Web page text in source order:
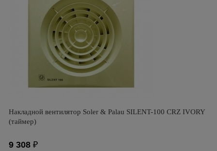
Накладной вентилятор Soler & Palau SILENT-100 CRZ IVORY
(таймер)
9 308 ₽